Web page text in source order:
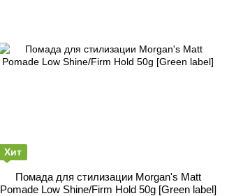
Хит
Помада для стилизации Morgan's Matt
Pomade Low Shine/Firm Hold 50g [Green label]